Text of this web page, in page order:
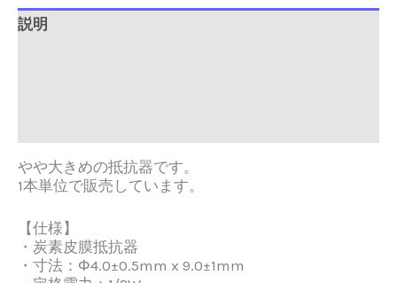
1
本
説明
やや大きめの抵抗器です。
1本単位で販売しています。
【仕様】
・炭素皮膜抵抗器
・寸法：Φ4.0±0.5mm x 9.0±1mm